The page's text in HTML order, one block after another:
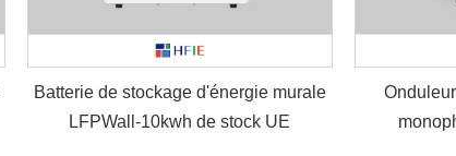
Batterie de stockage d'énergie murale
LFPWall-10kwh de stock UE